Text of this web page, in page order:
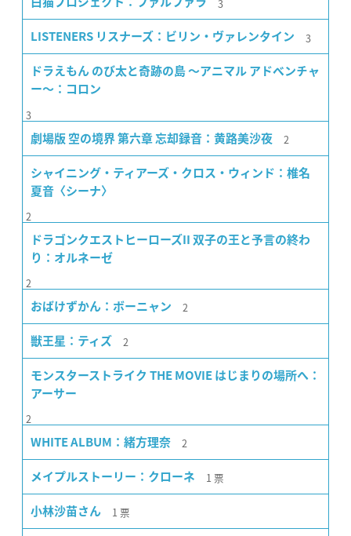
3
LISTENERS リスナーズ：ビリン・ヴァレンタイン 3
ドラえもん のび太と奇跡の島 〜アニマル アドベンチャ
ー〜：コロン
3
劇場版 空の境界 第六章 忘却録音：黄路美沙夜 2
シャイニング・ティアーズ・クロス・ウィンド：椎名
夏音〈シーナ〉
2
ドラゴンクエストヒーローズII 双子の王と予言の終わ
り：オルネーゼ
2
おばけずかん：ボーニャン 2
獣王星：ティズ 2
モンスターストライク THE MOVIE はじまりの場所へ：
アーサー
2
WHITE ALBUM：緒方理奈 2
メイプルストーリー：クローネ 1 票
小林沙苗さん 1 票